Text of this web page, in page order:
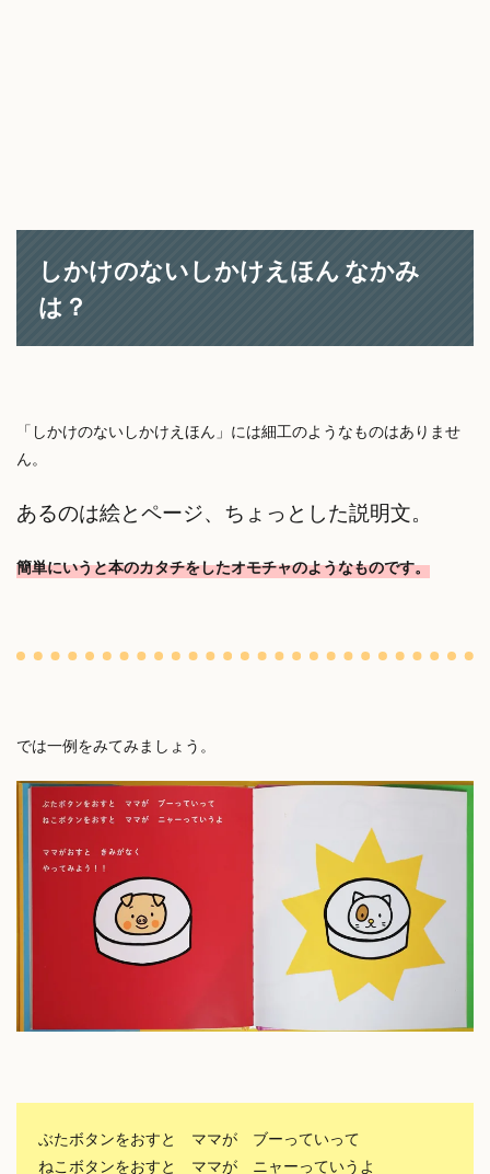
しかけのないしかけえほん なかみ
は？
「しかけのないしかけえほん」には細工のようなものはありませ
ん。
あるのは絵とページ、ちょっとした説明文。
簡単にいうと本のカタチをしたオモチャのようなものです。
では一例をみてみましょう。
ぶたボタンをおすと ママが ブーっていって
ねこボタンをおすと ママが ニャーっていうよ